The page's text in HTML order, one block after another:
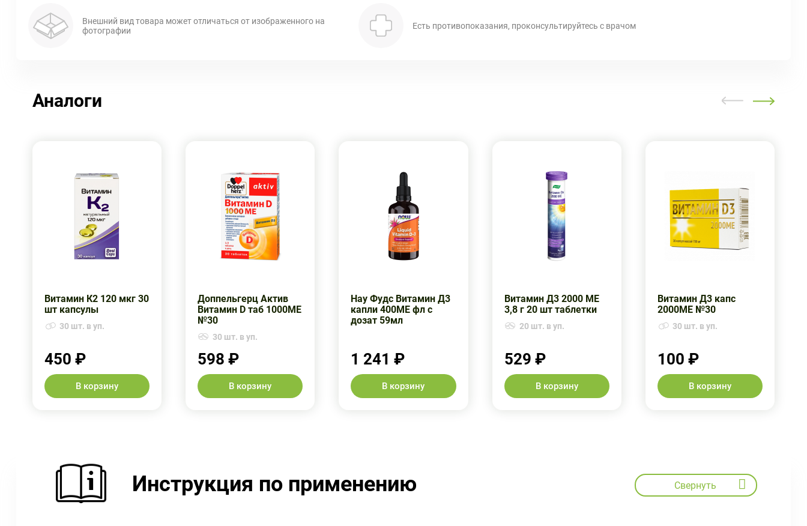
Внешний вид товара может отличаться от изображенного на
фотографии
Есть противопоказания, проконсультируйтесь с врачом
Аналоги
Витамин К2 120 мкг 30
шт капсулы
30 шт. в уп.
450 ₽
В корзину
Доппельгерц Актив
Витамин D таб 1000МЕ
№30
30 шт. в уп.
598 ₽
В корзину
Нау Фудс Витамин Д3
капли 400МЕ фл с
дозат 59мл
1 241 ₽
В корзину
Витамин Д3 2000 МЕ
3,8 г 20 шт таблетки
20 шт. в уп.
529 ₽
В корзину
Витамин Д3 капс
2000МЕ №30
30 шт. в уп.
100 ₽
В корзину
Инструкция по применению Свернуть